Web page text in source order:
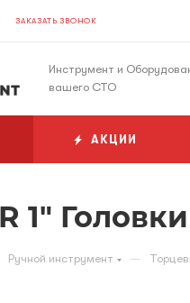
ЗАКАЗАТЬ ЗВОНОК
Инструмент и
вашего СТО
АКЦИИ
1"
Ручной инструмент —